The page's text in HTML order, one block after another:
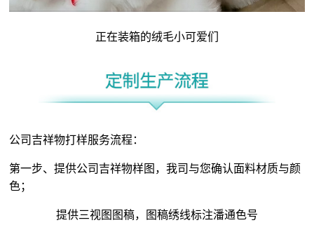
正在装箱的绒毛小可爱们
公司吉祥物打样服务流程：
第一步、提供公司吉祥物样图，我司与您确认面料材质与颜
色；
提供三视图图稿，图稿绣线标注潘通色号